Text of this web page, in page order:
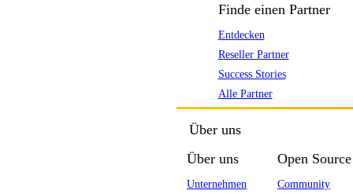
Finde einen Partner
Entdecken
Reseller Partner
Success Stories
Alle Partner
Über uns
Über uns
Unternehmen
Open Source
Community